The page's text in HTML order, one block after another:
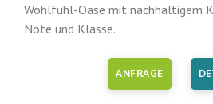
Wohlfühl-Oase mit nachhaltigem
Note und Klasse.
ANFRAGE